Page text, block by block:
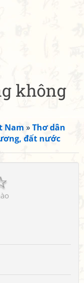
không
Nam »Thơ dân
đất nước